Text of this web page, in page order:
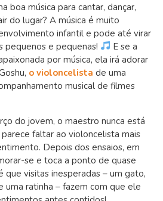
boa música para cantar, dançar,
do lugar? A música é muito
infantil e pode até virar
pequenos e pequenas!
E se a
por música, ela irá adorar
o violoncelista de uma
musical de filmes
do jovem, o maestro nunca está
faltar ao violoncelista mais
Depois dos ensaios, em
se e toca a ponto de quase
visitas inesperadas – um gato,
uma ratinha – fazem com que ele